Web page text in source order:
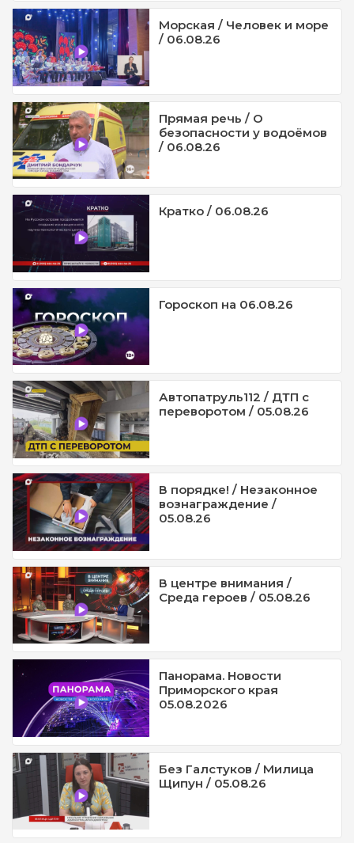
Морская / Человек и море
/ 06.08.26
Прямая речь / О
безопасности у водоёмов
/ 06.08.26
Кратко / 06.08.26
Гороскоп на 06.08.26
Автопатруль112 / ДТП с
переворотом / 05.08.26
В порядке! / Незаконное
вознаграждение /
05.08.26
В центре внимания /
Среда героев / 05.08.26
Панорама. Новости
Приморского края
05.08.2026
Без Галстуков / Милица
Щипун / 05.08.26